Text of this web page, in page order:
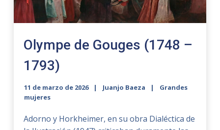
Olympe de Gouges (1748 –
1793)
11 de marzo de 2026 Juanjo Baeza
Grandes
mujeres
Adorno y Horkheimer, en su obra Dialéctica de